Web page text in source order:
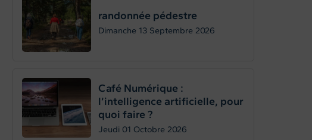
randonnée pédestre
Dimanche 13 Septembre 2026
Café Numérique :
l’intelligence artificielle, pour
quoi faire ?
Jeudi 01 Octobre 2026